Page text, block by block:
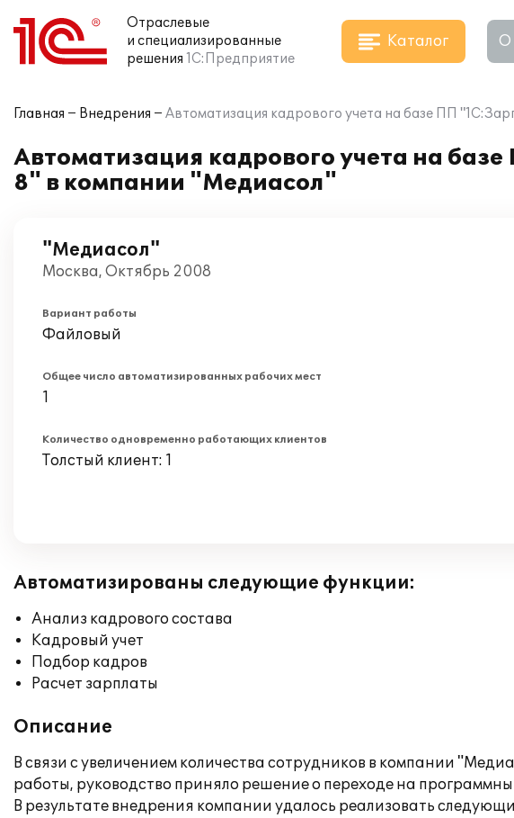
Отраслевые
и специализированные
решения 1С:Предприятие
Каталог О
Главная Внедрения Автоматизация кадрового учета на базе ПП
Автоматизация кадрового учета на
8" в компании "Медиасол"
"Медиасол"
Москва, Октябрь 2008
Вариант работы
Файловый
Общее число автоматизированных рабочих мест
1
Количество одновременно работающих клиентов
Толстый клиент: 1
Автоматизированы следующие функции:
Анализ кадрового состава
Кадровый учет
Подбор кадров
Расчет зарплаты
Описание
В связи с увеличением количества сотрудников в компании
работы, руководство приняло решение о переходе на
В результате внедрения компании удалось реализовать